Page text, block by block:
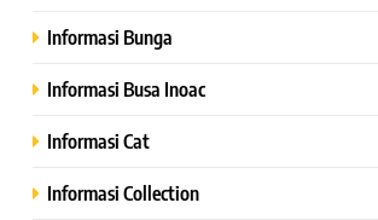
Informasi Bunga
Informasi Busa Inoac
Informasi Cat
Informasi Collection